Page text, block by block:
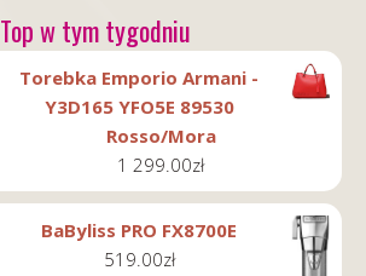
Top w tym tygodniu
Torebka Emporio Armani -
Y3D165 YFO5E 89530
Rosso/Mora
1 299.00zł
BaByliss PRO FX8700E
519.00zł